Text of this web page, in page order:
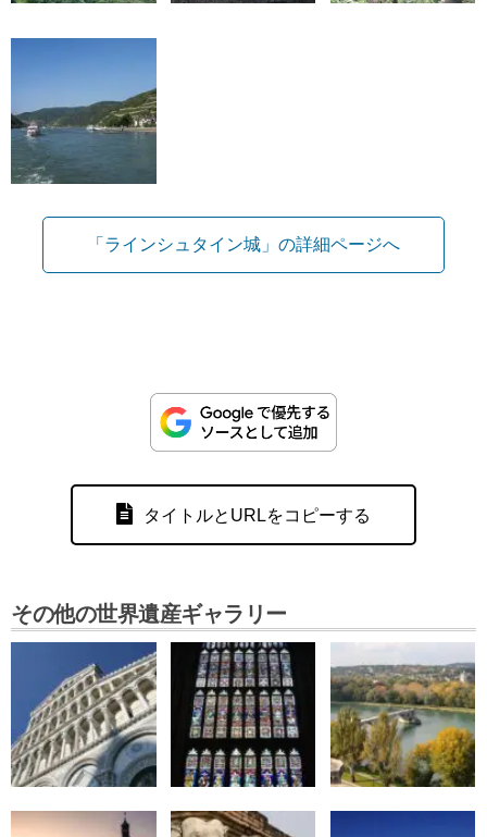
「ラインシュタイン城」の詳細ページへ
タイトルとURLをコピーする
その他の世界遺産ギャラリー